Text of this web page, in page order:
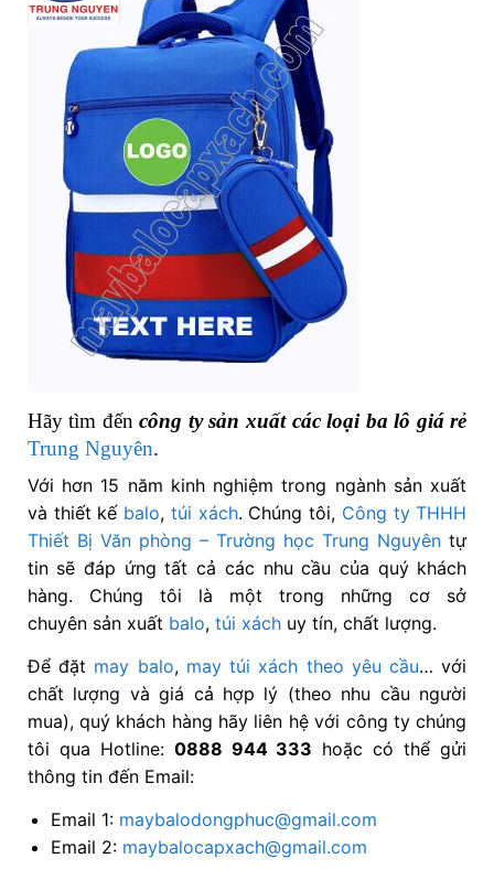
Hãy tìm đếncông ty sản xuất các loại ba lô giá rẻ
Trung Nguyên.
Với hơn 15 năm kinh nghiệm trong ngành sản xuất
và thiết kế balo, túi xách. Chúng tôi, Công ty THHH
Thiết Bị Văn phòng – Trường học Trung Nguyên tự
tin sẽ đáp ứng tất cả các nhu cầu của quý khách
hàng. Chúng tôi là một trong những cơ sở
chuyên sản xuất balo, túi xáchuy tín, chất lượng.
Để đặt may balo, may túi xách theo yêu cầu… với
chất lượng và giá cả hợp lý (theo nhu cầu người
mua), quý khách hàng hãy liên hệ với công ty chúng
tôi qua Hotline: 0888 944 333 hoặc có thể gửi
thông tin đến Email:
Email 1: maybalodongphuc@gmail.com
Email 2: maybalocapxach@gmail.com